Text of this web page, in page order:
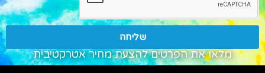
שליחה
מלאו את הפרטים להצעת מחיר אטרקטיבית